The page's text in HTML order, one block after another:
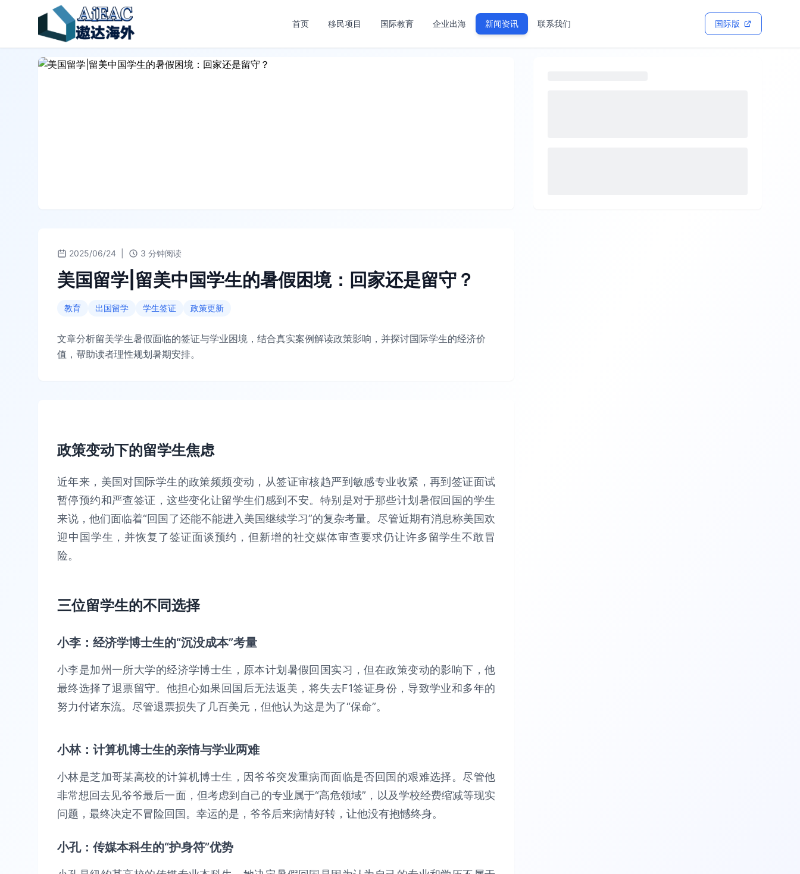
首页 移民项目 国际教育 企业出海 新闻资讯 联系我们 国际版
2025/06/24 3 分钟阅读
美国留学|留美中国学生的暑假困境：回家还是留守？
教育 出国留学 学生签证 政策更新
文章分析留美学生暑假面临的签证与学业困境，结合真实案例解读政策影响，并探讨国际学生的经济价
值，帮助读者理性规划暑期安排。
政策变动下的留学生焦虑
近年来，美国对国际学生的政策频频变动，从签证审核趋严到敏感专业收紧，再到签证面试
暂停预约和严查签证，这些变化让留学生们感到不安。特别是对于那些计划暑假回国的学生
来说，他们面临着“回国了还能不能进入美国继续学习”的复杂考量。尽管近期有消息称美国欢
迎中国学生，并恢复了签证面谈预约，但新增的社交媒体审查要求仍让许多留学生不敢冒
险。
三位留学生的不同选择
小李：经济学博士生的“沉没成本”考量
小李是加州一所大学的经济学博士生，原本计划暑假回国实习，但在政策变动的影响下，他
最终选择了退票留守。他担心如果回国后无法返美，将失去F1签证身份，导致学业和多年的
努力付诸东流。尽管退票损失了几百美元，但他认为这是为了“保命”。
小林：计算机博士生的亲情与学业两难
小林是芝加哥某高校的计算机博士生，因爷爷突发重病而面临是否回国的艰难选择。尽管他
非常想回去见爷爷最后一面，但考虑到自己的专业属于“高危领域”，以及学校经费缩减等现实
问题，最终决定不冒险回国。幸运的是，爷爷后来病情好转，让他没有抱憾终身。
小孔：传媒本科生的“护身符”优势